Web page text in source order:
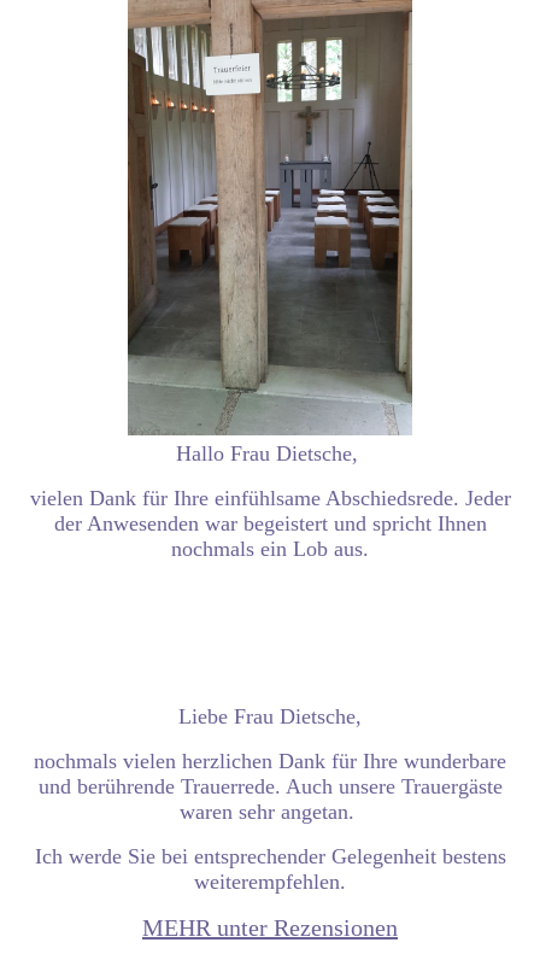
Hallo Frau Dietsche,
vielen Dank für Ihre einfühlsame Abschiedsrede. Jeder
der Anwesenden war begeistert und spricht Ihnen
nochmals ein Lob aus.
Liebe Frau Dietsche,
nochmals vielen herzlichen Dank für Ihre wunderbare
und berührende Trauerrede. Auch unsere Trauergäste
waren sehr angetan.
Ich werde Sie bei entsprechender Gelegenheit bestens
weiterempfehlen.
MEHR unter Rezensionen